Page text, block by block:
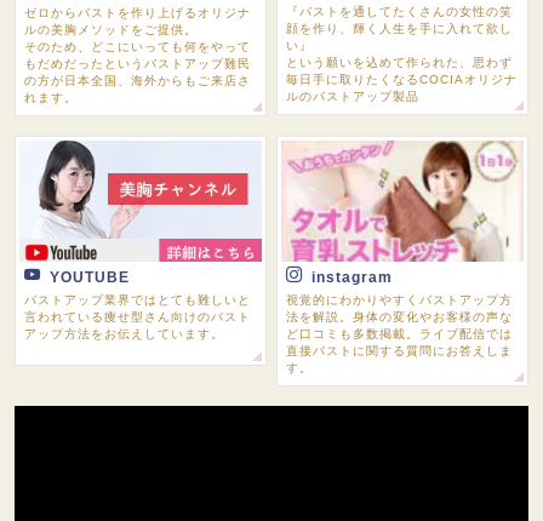
ゼロからバストを作り上げるオリジナ
ルの美胸メソッドをご提供。
そのため、どこにいっても何をやって
もだめだったというバストアップ難民
の方が日本全国、海外からもご来店さ
れます。
『バストを通してたくさんの女性の笑
顔を作り、輝く人生を手に入れて欲し
い』
という願いを込めて作られた、思わず
毎日手に取りたくなるCOCIAオリジナ
ルのバストアップ製品
YOUTUBE
バストアップ業界ではとても難しいと
言われている痩せ型さん向けのバスト
アップ方法をお伝えしています。
instagram
視覚的にわかりやすくバストアップ方
法を解説。身体の変化やお客様の声な
ど口コミも多数掲載。ライブ配信では
直接バストに関する質問にお答えしま
す。